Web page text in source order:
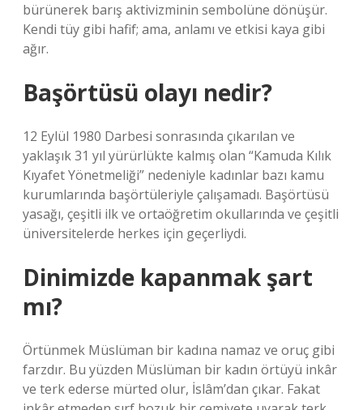
bürünerek barış aktivizminin sembolüne dönüşür.
Kendi tüy gibi hafif; ama, anlamı ve etkisi kaya gibi
ağır.
Başörtüsü olayı nedir?
12 Eylül 1980 Darbesi sonrasında çıkarılan ve
yaklaşık 31 yıl yürürlükte kalmış olan “Kamuda Kılık
Kıyafet Yönetmeliği” nedeniyle kadınlar bazı kamu
kurumlarında başörtüleriyle çalışamadı. Başörtüsü
yasağı, çeşitli ilk ve ortaöğretim okullarında ve çeşitli
üniversitelerde herkes için geçerliydi.
Dinimizde kapanmak şart
mı?
Örtünmek Müslüman bir kadına namaz ve oruç gibi
farzdır. Bu yüzden Müslüman bir kadın örtüyü inkâr
ve terk ederse mürted olur, İslâm’dan çıkar. Fakat